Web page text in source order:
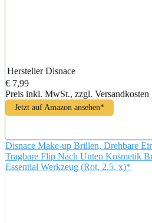
Hersteller Disnace
€ 7,99
Preis inkl. MwSt., zzgl. Versandkosten
Jetzt auf Amazon ansehen*
Disnace Make-up Brillen, Drehbare
Tragbare Flip Nach Unten Kosmetik
Essential Werkzeug (Rot, 2.5, x)*